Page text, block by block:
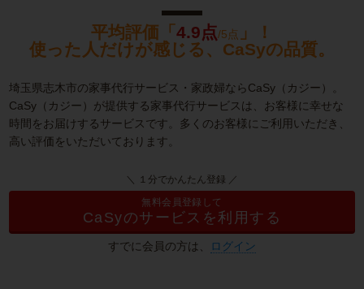
平均評価「 4.9点/5点
」！
使った人だけが感じる、CaSyの品質。
埼玉県志木市の家事代行サービス・家政婦ならCaSy（カジー）。
CaSy（カジー）が提供する家事代行サービスは、お客様に幸せな
時間をお届けするサービスです。多くのお客様にご利用いただき、
高い評価をいただいております。
＼ １分でかんたん登録 ／
無料会員登録して
CaSyのサービスを利用する
すでに会員の方は、 ログイン